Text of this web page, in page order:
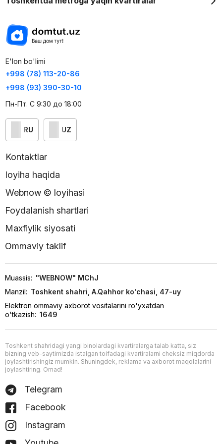
E'lon bo'limi
+998 (78) 113-20-86
+998 (93) 390-30-10
Пн-Пт. С 9:30 до 18:00
RU UZ
Kontaktlar
loyiha haqida
Webnow © loyihasi
Foydalanish shartlari
Maxfiylik siyosati
Ommaviy taklif
Muassis: "WEBNOW" MChJ
Manzil: Toshkent shahri, A.Qahhor ko'chasi, 47-uy
Elektron ommaviy axborot vositalarini ro'yxatdan
o'tkazish: 1649
Toshkent shahridagi yangi binolardagi kvartiralarga talab katta, siz
bizning veb-saytimizda istalgan toifadagi kvartiralarni cheksiz miqdorda
joylashtirishingiz mumkin. Shuningdek, reklama va axborot maqolalarini
joylashtiring. Omad!
Telegram
Facebook
Instagram